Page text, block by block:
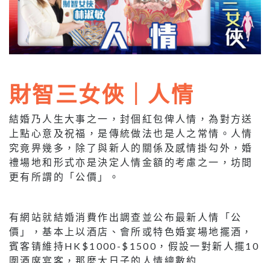
財智三女俠｜人情
結婚乃人生大事之一，封個紅包俾人情，為對方送
上點心意及祝福，是傳統做法也是人之常情。人情
究竟畀幾多，除了與新人的關係及感情掛勾外，婚
禮場地和形式亦是決定人情金額的考慮之一，坊間
更有所謂的「公價」。
有網站就結婚消費作出調查並公布最新人情「公
價」，基本上以酒店、會所或特色婚宴場地擺酒，
賓客锖維持HK$1000-$1500，假設一對新人擺10
圍酒席宴客，那麼大日子的人情總數約